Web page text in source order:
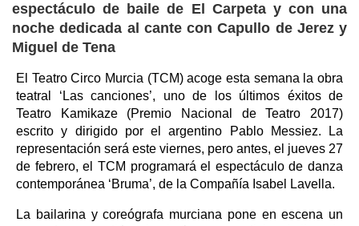
espectáculo de baile de El Carpeta y con una
noche dedicada al cante con Capullo de Jerez y
Miguel de Tena
El Teatro Circo Murcia (TCM) acoge esta semana la obra
teatral ‘Las canciones’, uno de los últimos éxitos de
Teatro Kamikaze (Premio Nacional de Teatro 2017)
escrito y dirigido por el argentino Pablo Messiez. La
representación será este viernes, pero antes, el jueves 27
de febrero, el TCM programará el espectáculo de danza
contemporánea ‘Bruma’, de la Compañía Isabel Lavella.
La bailarina y coreógrafa murciana pone en escena un